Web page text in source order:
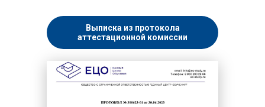
Выписка из протокола
аттестационной комиссии